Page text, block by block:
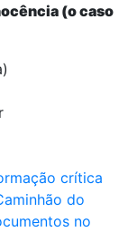
(o caso
crítica
do
no